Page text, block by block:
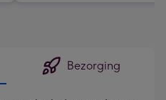
Bezorging